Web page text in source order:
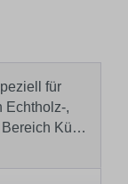
für
Echtholz-,
Bereich Kü…